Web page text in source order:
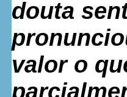
douta
valor o